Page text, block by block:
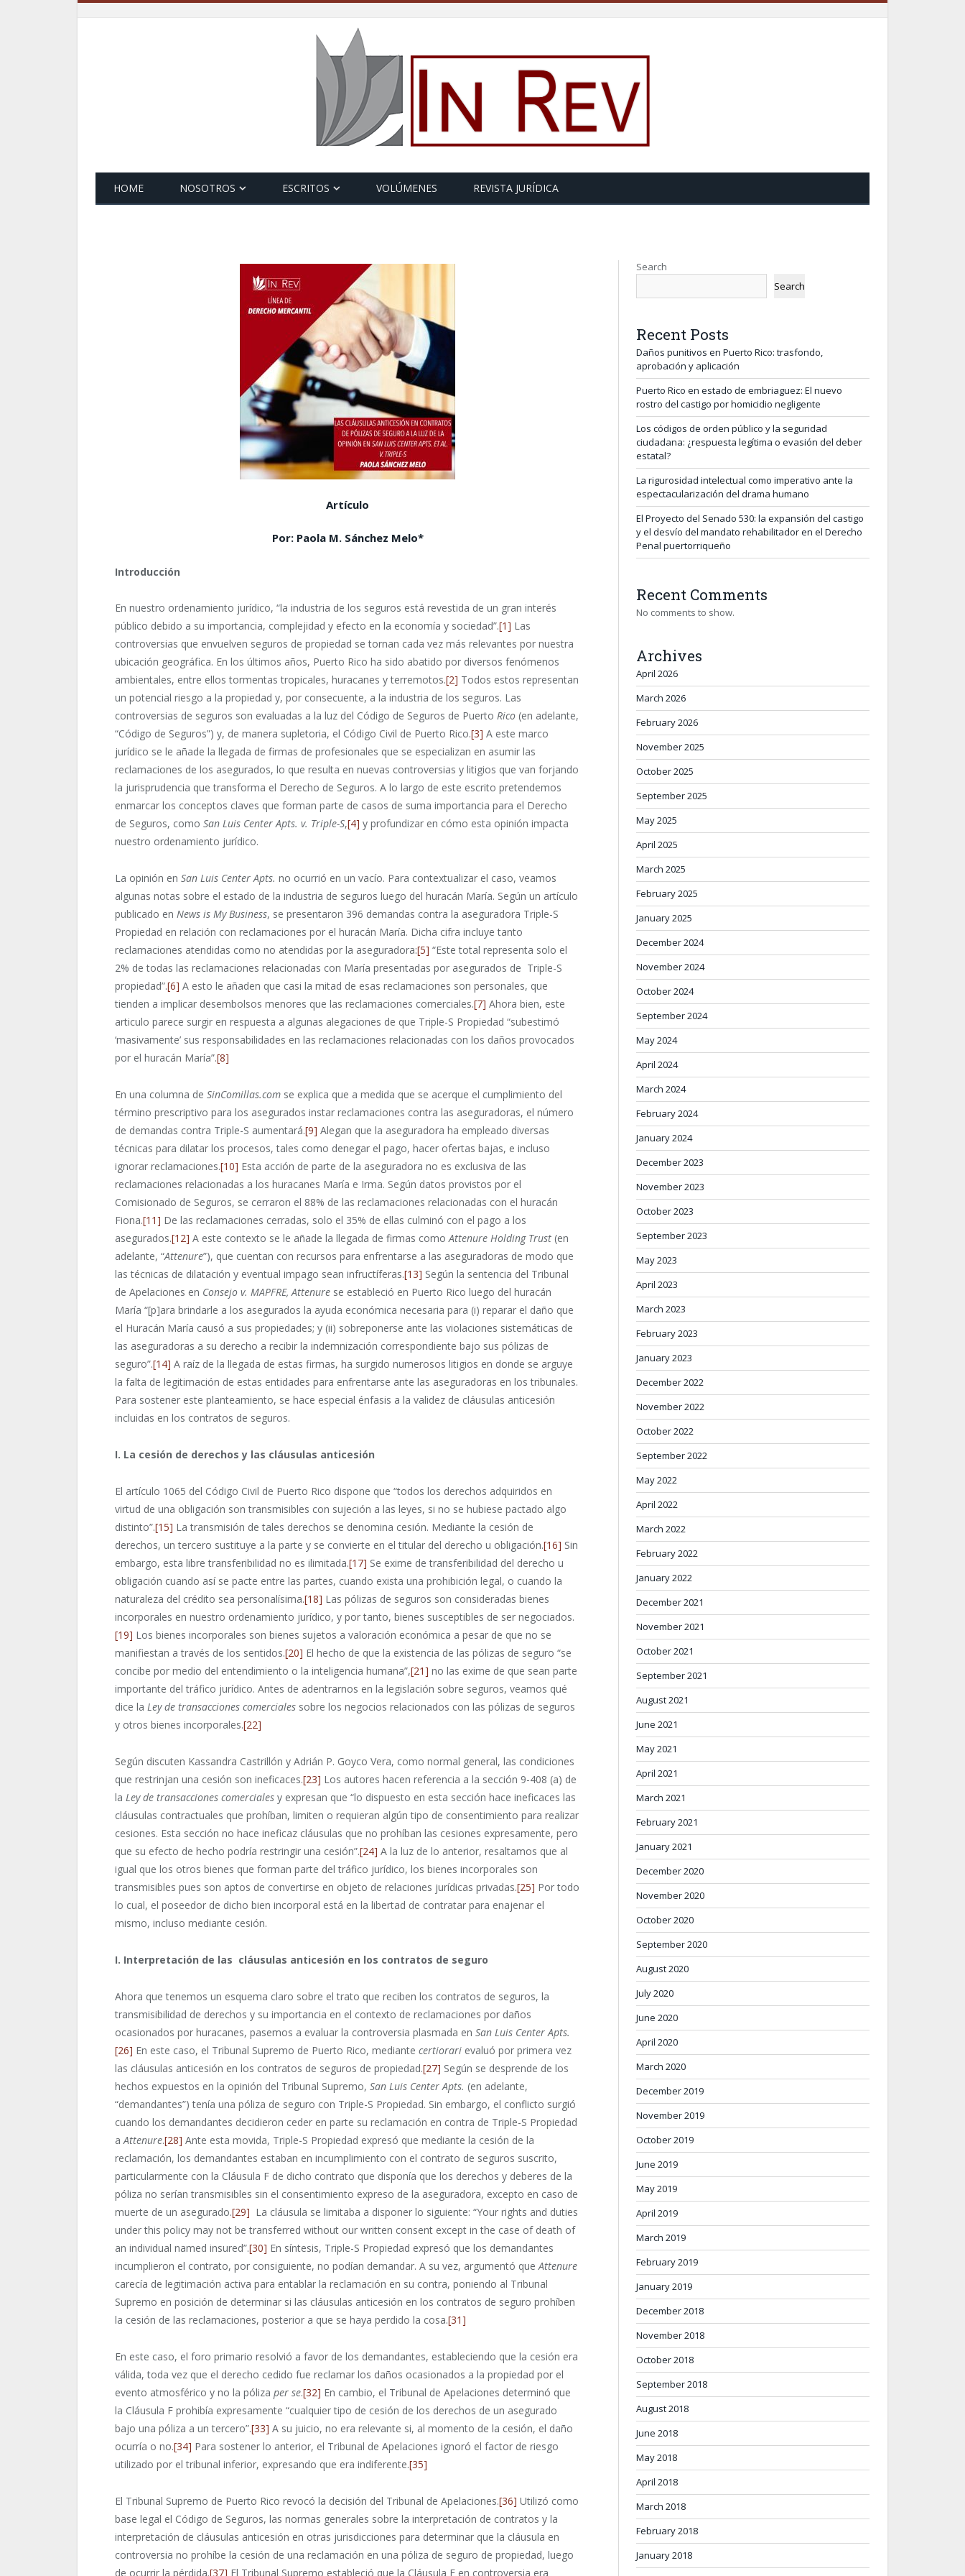
HOME NOSOTROS ESCRITOS VOLÚMENES REVISTA JURÍDICA
Artículo: Las cláusulas anticesión en
contratos de pólizas de seguro a la luz de la
opinión en San Luis Center Apts. et al. v.
Triple-S
Artículo
Por: Paola M. Sánchez Melo*
Introducción
En nuestro ordenamiento jurídico, “la industria de los seguros está revestida de un gran interés
público debido a su importancia, complejidad y efecto en la economía y sociedad”.[1] Las
controversias que envuelven seguros de propiedad se tornan cada vez más relevantes por nuestra
ubicación geográfica. En los últimos años, Puerto Rico ha sido abatido por diversos fenómenos
ambientales, entre ellos tormentas tropicales, huracanes y terremotos.[2] Todos estos representan
un potencial riesgo a la propiedad y, por consecuente, a la industria de los seguros. Las
controversias de seguros son evaluadas a la luz del Código de Seguros de Puerto Rico (en adelante,
“Código de Seguros”) y, de manera supletoria, el Código Civil de Puerto Rico.[3] A este marco
jurídico se le añade la llegada de firmas de profesionales que se especializan en asumir las
reclamaciones de los asegurados, lo que resulta en nuevas controversias y litigios que van forjando
la jurisprudencia que transforma el Derecho de Seguros. A lo largo de este escrito pretendemos
enmarcar los conceptos claves que forman parte de casos de suma importancia para el Derecho
de Seguros, comoSan Luis Center Apts. v. Triple-S,[4] y profundizar en cómo esta opinión impacta
nuestro ordenamiento jurídico.
La opinión enSan Luis Center Apts.no ocurrió en un vacío. Para contextualizar el caso, veamos
algunas notas sobre el estado de la industria de seguros luego del huracán María. Según un artículo
publicado enNews is My Business, se presentaron 396 demandas contra la aseguradora Triple-S
Propiedad en relación con reclamaciones por el huracán María. Dicha cifra incluye tanto
reclamaciones atendidas como no atendidas por la aseguradora:[5] “Este total representa solo el
2% de todas las reclamaciones relacionadas con María presentadas por asegurados de Triple-S
propiedad”.[6] A esto le añaden que casi la mitad de esas reclamaciones son personales, que
tienden a implicar desembolsos menores que las reclamaciones comerciales.[7] Ahora bien, este
articulo parece surgir en respuesta a algunas alegaciones de que Triple-S Propiedad “subestimó
‘masivamente’ sus responsabilidades en las reclamaciones relacionadas con los daños provocados
por el huracán María”.[8]
En una columna deSinComillas.com se explica que a medida que se acerque el cumplimiento del
término prescriptivo para los asegurados instar reclamaciones contra las aseguradoras, el número
de demandas contra Triple-S aumentará.[9] Alegan que la aseguradora ha empleado diversas
técnicas para dilatar los procesos, tales como denegar el pago, hacer ofertas bajas, e incluso
ignorar reclamaciones.[10] Esta acción de parte de la aseguradora no es exclusiva de las
reclamaciones relacionadas a los huracanes María e Irma. Según datos provistos por el
Comisionado de Seguros, se cerraron el 88% de las reclamaciones relacionadas con el huracán
Fiona.[11] De las reclamaciones cerradas, solo el 35% de ellas culminó con el pago a los
asegurados.[12] A este contexto se le añade la llegada de firmas comoAttenure Holding Trust(en
adelante, “Attenure”), que cuentan con recursos para enfrentarse a las aseguradoras de modo que
las técnicas de dilatación y eventual impago sean infructíferas.[13] Según la sentencia del Tribunal
de Apelaciones en Consejo v. MAPFRE, Attenure se estableció en Puerto Rico luego del huracán
María “[p]ara brindarle a los asegurados la ayuda económica necesaria para (i) reparar el daño que
el Huracán María causó a sus propiedades; y (ii) sobreponerse ante las violaciones sistemáticas de
las aseguradoras a su derecho a recibir la indemnización correspondiente bajo sus pólizas de
seguro”.[14] A raíz de la llegada de estas firmas, ha surgido numerosos litigios en donde se arguye
la falta de legitimación de estas entidades para enfrentarse ante las aseguradoras en los tribunales.
Para sostener este planteamiento, se hace especial énfasis a la validez de cláusulas anticesión
incluidas en los contratos de seguros.
I. La cesión de derechos y las cláusulas anticesión
El artículo 1065 del Código Civil de Puerto Rico dispone que “todos los derechos adquiridos en
virtud de una obligación son transmisibles con sujeción a las leyes, si no se hubiese pactado algo
distinto”.[15] La transmisión de tales derechos se denomina cesión. Mediante la cesión de
derechos, un tercero sustituye a la parte y se convierte en el titular del derecho u obligación.[16] Sin
embargo, esta libre transferibilidad no es ilimitada.[17] Se exime de transferibilidad del derecho u
obligación cuando así se pacte entre las partes, cuando exista una prohibición legal, o cuando la
naturaleza del crédito sea personalísima.[18] Las pólizas de seguros son consideradas bienes
incorporales en nuestro ordenamiento jurídico, y por tanto, bienes susceptibles de ser negociados.
[19] Los bienes incorporales son bienes sujetos a valoración económica a pesar de que no se
manifiestan a través de los sentidos.[20] El hecho de que la existencia de las pólizas de seguro “se
concibe por medio del entendimiento o la inteligencia humana”,[21] no las exime de que sean parte
importante del tráfico jurídico. Antes de adentrarnos en la legislación sobre seguros, veamos qué
dice laLey de transacciones comerciales sobre los negocios relacionados con las pólizas de seguros
y otros bienes incorporales.[22]
Según discuten Kassandra Castrillón y Adrián P. Goyco Vera, como normal general, las condiciones
que restrinjan una cesión son ineficaces.[23] Los autores hacen referencia a la sección 9-408 (a) de
laLey de transacciones comerciales y expresan que “lo dispuesto en esta sección hace ineficaces las
cláusulas contractuales que prohíban, limiten o requieran algún tipo de consentimiento para realizar
cesiones. Esta sección no hace ineficaz cláusulas que no prohíban las cesiones expresamente, pero
que su efecto de hecho podría restringir una cesión”.[24] A la luz de lo anterior, resaltamos que al
igual que los otros bienes que forman parte del tráfico jurídico, los bienes incorporales son
transmisibles pues son aptos de convertirse en objeto de relaciones jurídicas privadas.[25] Por todo
lo cual, el poseedor de dicho bien incorporal está en la libertad de contratar para enajenar el
mismo, incluso mediante cesión.
I. Interpretación de las cláusulas anticesión en los contratos de seguro
Ahora que tenemos un esquema claro sobre el trato que reciben los contratos de seguros, la
transmisibilidad de derechos y su importancia en el contexto de reclamaciones por daños
ocasionados por huracanes, pasemos a evaluar la controversia plasmada enSan Luis Center Apts.
[26] En este caso, el Tribunal Supremo de Puerto Rico, mediantecertiorari evaluó por primera vez
las cláusulas anticesión en los contratos de seguros de propiedad.[27] Según se desprende de los
hechos expuestos en la opinión del Tribunal Supremo,San Luis Center Apts. (en adelante,
“demandantes”) tenía una póliza de seguro con Triple-S Propiedad. Sin embargo, el conflicto surgió
cuando los demandantes decidieron ceder en parte su reclamación en contra de Triple-S Propiedad
aAttenure.[28] Ante esta movida, Triple-S Propiedad expresó que mediante la cesión de la
reclamación, los demandantes estaban en incumplimiento con el contrato de seguros suscrito,
particularmente con la Cláusula F de dicho contrato que disponía que los derechos y deberes de la
póliza no serían transmisibles sin el consentimiento expreso de la aseguradora, excepto en caso de
muerte de un asegurado.[29] La cláusula se limitaba a disponer lo siguiente: “Your rights and duties
under this policy may not be transferred without our written consent except in the case of death of
an individual named insured”.[30] En síntesis, Triple-S Propiedad expresó que los demandantes
incumplieron el contrato, por consiguiente, no podían demandar. A su vez, argumentó queAttenure
carecía de legitimación activa para entablar la reclamación en su contra, poniendo al Tribunal
Supremo en posición de determinar si las cláusulas anticesión en los contratos de seguro prohíben
la cesión de las reclamaciones, posterior a que se haya perdido la cosa.[31]
En este caso, el foro primario resolvió a favor de los demandantes, estableciendo que la cesión era
válida, toda vez que el derecho cedido fue reclamar los daños ocasionados a la propiedad por el
evento atmosférico y no la pólizaper se.[32] En cambio, el Tribunal de Apelaciones determinó que
la Cláusula F prohibía expresamente “cualquier tipo de cesión de los derechos de un asegurado
bajo una póliza a un tercero”.[33] A su juicio, no era relevante si, al momento de la cesión, el daño
ocurría o no.[34] Para sostener lo anterior, el Tribunal de Apelaciones ignoró el factor de riesgo
utilizado por el tribunal inferior, expresando que era indiferente.[35]
El Tribunal Supremo de Puerto Rico revocó la decisión del Tribunal de Apelaciones.[36] Utilizó como
base legal el Código de Seguros, las normas generales sobre la interpretación de contratos y la
interpretación de cláusulas anticesión en otras jurisdicciones para determinar que la cláusula en
controversia no prohíbe la cesión de una reclamación en una póliza de seguro de propiedad, luego
de ocurrir la pérdida.[37] El Tribunal Supremo estableció que la Cláusula F en controversia era
Search
Search
Recent Posts
Daños punitivos en Puerto Rico: trasfondo,
aprobación y aplicación
Puerto Rico en estado de embriaguez: El nuevo
rostro del castigo por homicidio negligente
Los códigos de orden público y la seguridad
ciudadana: ¿respuesta legítima o evasión del deber
estatal?
La rigurosidad intelectual como imperativo ante la
espectacularización del drama humano
El Proyecto del Senado 530: la expansión del castigo
y el desvío del mandato rehabilitador en el Derecho
Penal puertorriqueño
Recent Comments
No comments to show.
Archives
April 2026
March 2026
February 2026
November 2025
October 2025
September 2025
May 2025
April 2025
March 2025
February 2025
January 2025
December 2024
November 2024
October 2024
September 2024
May 2024
April 2024
March 2024
February 2024
January 2024
December 2023
November 2023
October 2023
September 2023
May 2023
April 2023
March 2023
February 2023
January 2023
December 2022
November 2022
October 2022
September 2022
May 2022
April 2022
March 2022
February 2022
January 2022
December 2021
November 2021
October 2021
September 2021
August 2021
June 2021
May 2021
April 2021
March 2021
February 2021
January 2021
December 2020
November 2020
October 2020
September 2020
August 2020
July 2020
June 2020
April 2020
March 2020
December 2019
November 2019
October 2019
June 2019
May 2019
April 2019
March 2019
February 2019
January 2019
December 2018
November 2018
October 2018
September 2018
August 2018
June 2018
May 2018
April 2018
March 2018
February 2018
January 2018